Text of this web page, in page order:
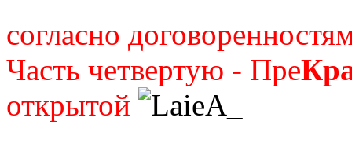
согласно
Часть четвертую - Пре
открытой